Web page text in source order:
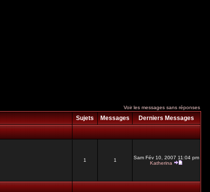
Voir les messages sans réponses
Sujets Messages
Derniers Messages
1 1
Sam Fév 10, 2007 11:04 pm
Katherina